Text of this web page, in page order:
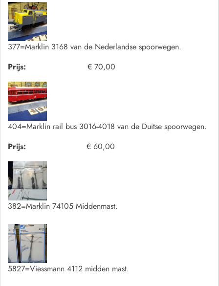
377=Marklin 3168 van de Nederlandse spoorwegen.
Prijs:
€ 70,00
404=Marklin rail bus 3016-4018 van de Duitse spoorwegen.
Prijs:
€ 60,00
382=Marklin 74105 Middenmast.
5827=Viessmann 4112 midden mast.